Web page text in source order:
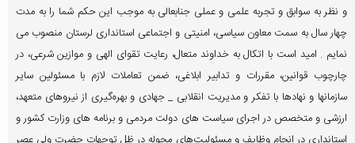
و نظر به سوابق و تجربه علمی و عملی جنابعالی به موجب این حکم شما را به مدت
چهار سال به سمت معاون سیاسی، امنیتی و اجتماعی استانداری لرستان منصوب می
نمایم . امید است با اتکال به خداوند متعال، رعایت تقوای الهی و موازین شرعی، در
چارچوب قوانین، مقررات و تدابیر ابلاغی، ضمن تعاملات لازم با مسئولین سایر
سازمانها و نهادها با تفکر و مدیریت انقلابی _ جهادی و بهره‌گیری از نیروهای متعهد،
ارزشی و متخصص در اجرای سیاست های دولت مردمی و برنامه های وزارت کشور و